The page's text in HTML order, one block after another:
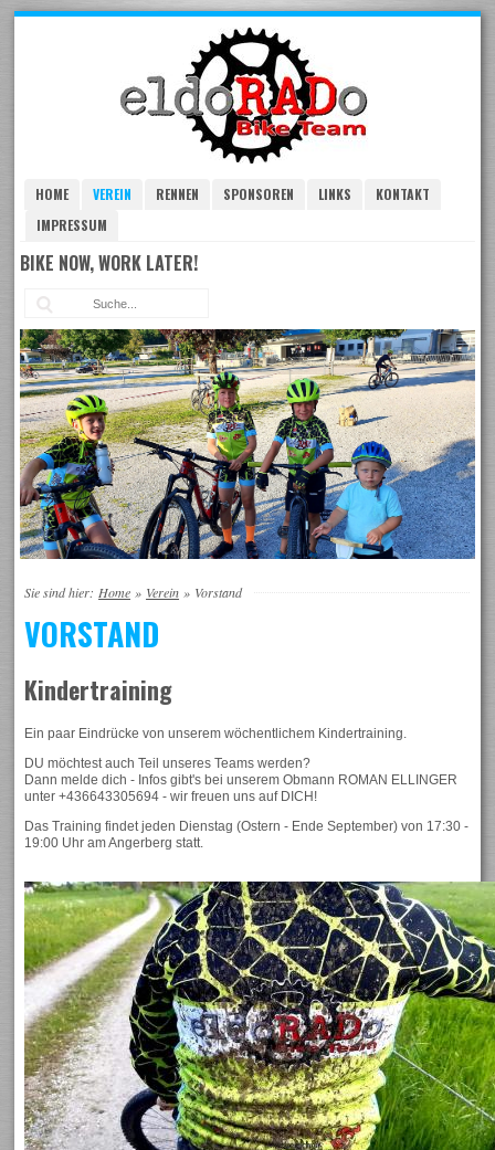
HOME VEREIN RENNEN SPONSOREN LINKS
KONTAKT
IMPRESSUM
BIKE NOW, WORK LATER!
Sie sind hier: Home » Verein » Vorstand
VORSTAND
Kindertraining
Ein paar Eindrücke von unserem wöchentlichem Kindertraining.
DU möchtest auch Teil unseres Teams werden?
Dann melde dich - Infos gibt's bei unserem Obmann ROMAN ELLINGER
unter +436643305694 - wir freuen uns auf DICH!
Das Training findet jeden Dienstag (Ostern - Ende September) von 17:30 -
19:00 Uhr am Angerberg statt.